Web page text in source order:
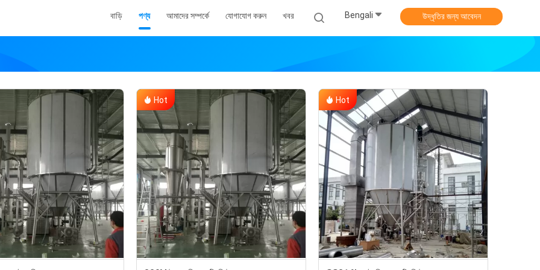
বাড়ি পণ্য আমাদের সম্পর্কে যোগাযোগ করুন খবর Bengali উদ্ধৃতির জন্য আবেদন
Hot Hot